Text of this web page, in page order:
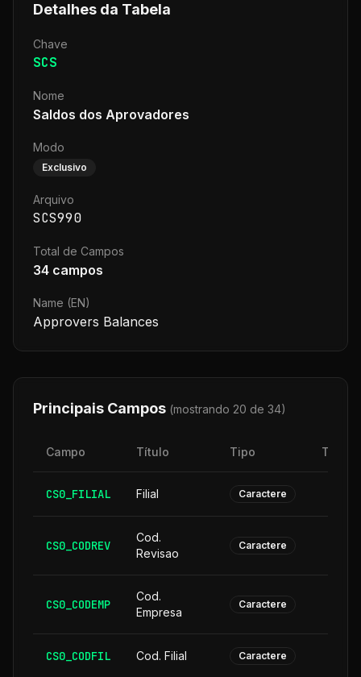
Detalhes da Tabela
Chave
SCS
Nome
Saldos dos Aprovadores
Modo
Exclusivo
Arquivo
SCS990
Total de Campos
34 campos
Name (EN)
Approvers Balances
Principais Campos (mostrando 20 de 34)
Campo Título Tipo
CS0_FILIAL Filial Caractere
CS0_CODREV
Cod.
Revisao
Caractere
CS0_CODEMP
Cod.
Empresa
Caractere
CS0_CODFIL Cod. Filial Caractere